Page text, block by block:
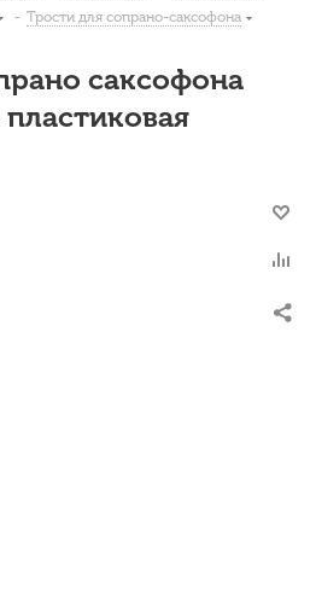
- Трости для сопрано-саксофона
саксофона